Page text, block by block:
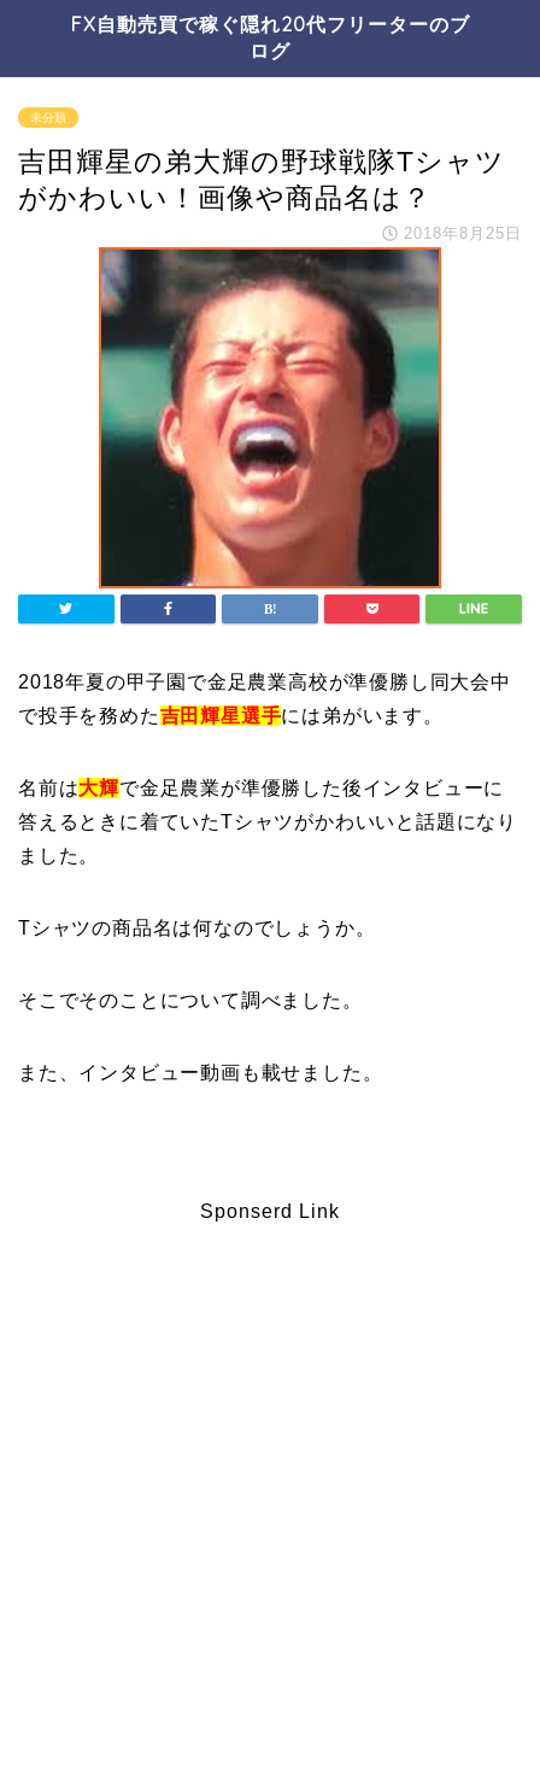
FX自動売買で稼ぐ隠れ20代フリーターのブ
ログ
未分類
吉田輝星の弟大輝の野球戦隊Tシャツ
がかわいい！画像や商品名は？
2018年8月25日
2018年夏の甲子園で金足農業高校が準優勝し同大会中
で投手を務めた吉田輝星選手には弟がいます。
名前は大輝で金足農業が準優勝した後インタビューに
答えるときに着ていたTシャツがかわいいと話題になり
ました。
Tシャツの商品名は何なのでしょうか。
そこでそのことについて調べました。
また、インタビュー動画も載せました。
Sponserd Link